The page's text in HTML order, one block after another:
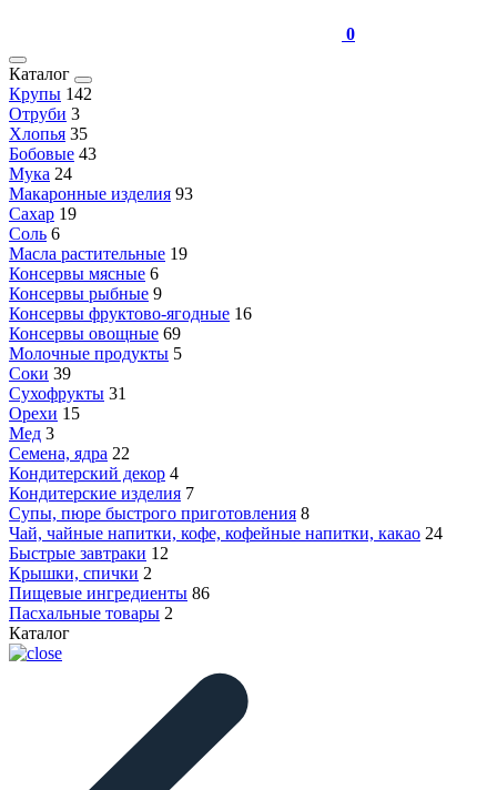
0
Каталог
Крупы 142
Отруби 3
Хлопья 35
Бобовые 43
Мука 24
Макаронные изделия 93
Сахар 19
Соль 6
Масла растительные 19
Консервы мясные 6
Консервы рыбные 9
Консервы фруктово-ягодные 16
Консервы овощные 69
Молочные продукты 5
Соки 39
Сухофрукты 31
Орехи 15
Мед 3
Семена, ядра 22
Кондитерский декор 4
Кондитерские изделия 7
Супы, пюре быстрого приготовления 8
Чай, чайные напитки, кофе, кофейные напитки, какао 24
Быстрые завтраки 12
Крышки, спички 2
Пищевые ингредиенты 86
Пасхальные товары 2
Каталог